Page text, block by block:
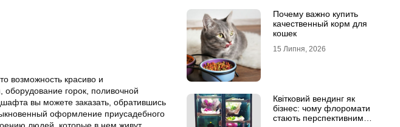
возможность красиво и
горок, поливочной
вы можете заказать, обратившись
оформление приусадебного
Почему важно купить
качественный корм для
кошек
15 Липня, 2026
Квітковий вендинг як
бізнес: чому флоромати
стають перспективним